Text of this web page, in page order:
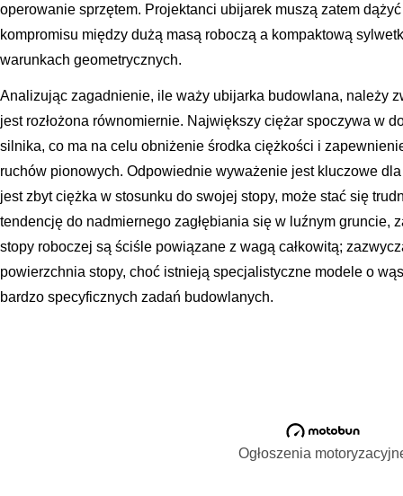
operowanie sprzętem. Projektanci ubijarek muszą zatem
kompromisu między dużą masą roboczą a kompaktową
warunkach geometrycznych.
Analizując zagadnienie, ile waży ubijarka budowlana, należy
jest rozłożona równomiernie. Największy ciężar spoczywa w
silnika, co ma na celu obniżenie środka ciężkości i
ruchów pionowych. Odpowiednie wyważenie jest kluczowe
jest zbyt ciężka w stosunku do swojej stopy, może stać się
tendencję do nadmiernego zagłębiania się w luźnym gruncie,
stopy roboczej są ściśle powiązane z wagą całkowitą;
powierzchnia stopy, choć istnieją specjalistyczne modele o
bardzo specyficznych zadań budowlanych.
Ogłoszenia